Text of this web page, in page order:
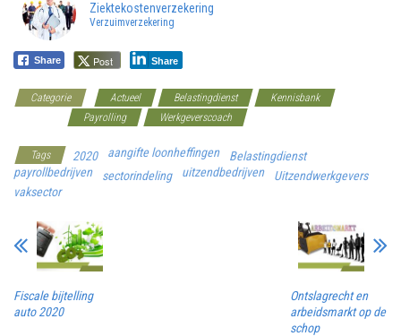
Ziektekostenverzekering
Verzuimverzekering
Share Post Share
Categorie Actueel Belastingdienst
Kennisbank
Payrolling Werkgeverscoach
Tags 2020 aangifte loonheffingen
Belastingdienst
payrollbedrijven
sectorindeling uitzendbedrijven
Uitzendwerkgevers
vaksector
Fiscale bijtelling
auto 2020
Ontslagrecht en
arbeidsmarkt op de
schop